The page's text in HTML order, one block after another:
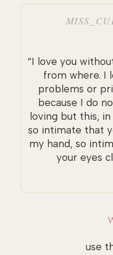
“I love you
from where. I
problems or
because I do
loving but this,
so intimate that
my hand, so
your eyes
use